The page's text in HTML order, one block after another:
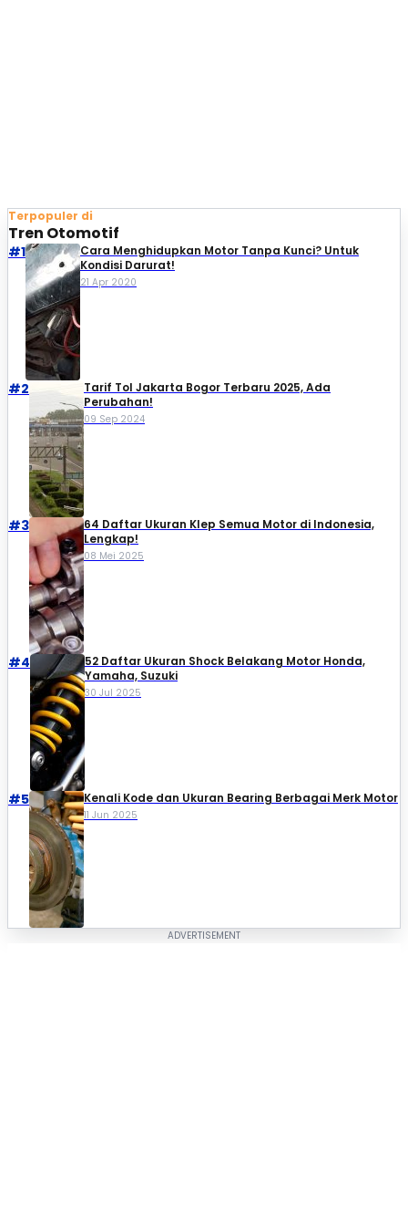
Terpopuler di
Tren Otomotif
#1
Cara Menghidupkan Motor Tanpa Kunci? Untuk
Kondisi Darurat!
21 Apr 2020
#2
Tarif Tol Jakarta Bogor Terbaru 2025, Ada
Perubahan!
09 Sep 2024
#3
64 Daftar Ukuran Klep Semua Motor di Indonesia,
Lengkap!
08 Mei 2025
#4
52 Daftar Ukuran Shock Belakang Motor Honda,
Yamaha, Suzuki​
30 Jul 2025
#5 Kenali Kode dan Ukuran Bearing Berbagai Merk Motor
11 Jun 2025